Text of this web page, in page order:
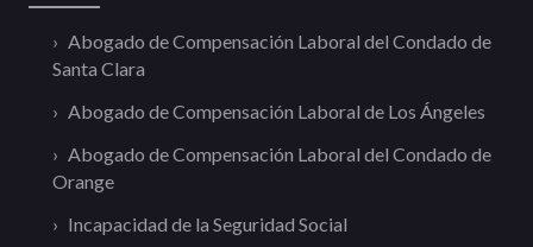
Abogado de Compensación Laboral del Condado de
Santa Clara
Abogado de Compensación Laboral de Los Ángeles
Abogado de Compensación Laboral del Condado de
Orange
Incapacidad de la Seguridad Social